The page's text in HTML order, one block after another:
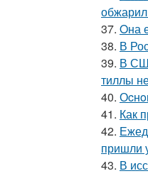
обжарил
37. Oна
38. В
39. В
тиллы
40.
41. Как
42.
пришли
43. В